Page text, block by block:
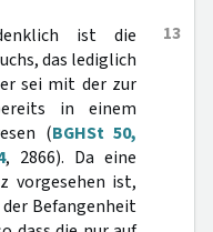
13
ist die
das lediglich
sei mit der zur
in einem
(BGHSt 50,
, 2866). Da eine
vorgesehen ist,
Befangenheit